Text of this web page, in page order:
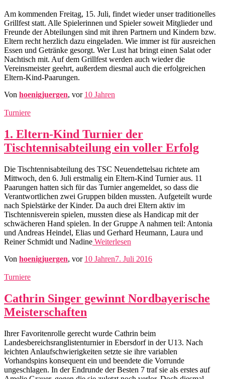
Am kommenden Freitag, 15. Juli, findet wieder unser traditionelles
Grillfest statt. Alle Spielerinnen und Spieler soweit Mitglieder und
Freunde der Abteilungen sind mit ihren Partnern und Kindern bzw.
Eltern recht herzlich dazu eingeladen. Wie immer ist für ausreichen
Essen und Getränke gesorgt. Wer Lust hat bringt einen Salat oder
Nachtisch mit. Auf dem Grillfest werden auch wieder die
Vereinsmeister geehrt, außerdem diesmal auch die erfolgreichen
Eltern-Kind-Paarungen.
Von hoenigjuergen, vor 10 Jahren
Turniere
1. Eltern-Kind Turnier der
Tischtennisabteilung ein voller Erfolg
Die Tischtennisabteilung des TSC Neuendettelsau richtete am
Mittwoch, den 6. Juli erstmalig ein Eltern-Kind Turnier aus. 11
Paarungen hatten sich für das Turnier angemeldet, so dass die
Verantwortlichen zwei Gruppen bilden mussten. Aufgeteilt wurde
nach Spielstärke der Kinder. Da auch drei Eltern aktiv im
Tischtennisverein spielen, mussten diese als Handicap mit der
schwächeren Hand spielen. In der Gruppe A nahmen teil: Antonia
und Andreas Heindel, Elias und Gerhard Heumann, Laura und
Reiner Schmidt und Nadine Weiterlesen
Von hoenigjuergen, vor 10 Jahren7. Juli 2016
Turniere
Cathrin Singer gewinnt Nordbayerische
Meisterschaften
Ihrer Favoritenrolle gerecht wurde Cathrin beim
Landesbereichsranglistenturnier in Ebersdorf in der U13. Nach
leichten Anlaufschwierigkeiten setzte sie ihre variablen
Vorhandspins konsequent ein und beendete die Vorrunde
ungeschlagen. In der Endrunde der Besten 7 traf sie als erstes auf